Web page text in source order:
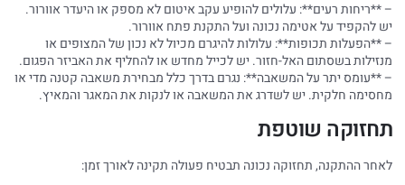
– **ריחות רעים**: עלולים להופיע עקב איטום לא מספק או היעדר אוורור.
יש להקפיד על אטימה נכונה ועל התקנת פתח אוורור.
– **הפעלות תכופות**: עלולות להיגרם מכיול לא נכון של המצופים או
מנזילות בשסתום האל-חזור. יש לכייל מחדש או להחליף את האביזר הפגום.
– **עומס יתר על המשאבה**: נגרם בדרך כלל מבחירת משאבה קטנה מדי או
מחסימה חלקית. יש לשדרג את המשאבה או לנקות את המאגר והמאיץ.
תחזוקה שוטפת
לאחר ההתקנה, תחזוקה נכונה תבטיח פעולה תקינה לאורך זמן: